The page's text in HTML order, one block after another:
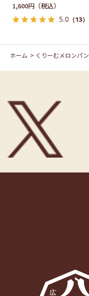
1,600円
5.0 （13）
ホーム > くりーむメロンパン